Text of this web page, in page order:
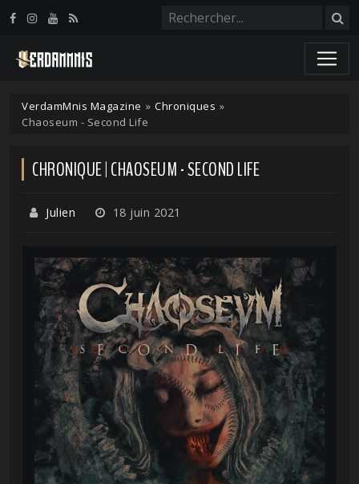
VerdamMnis Magazine » Chroniques »
Chaoseum - Second Life
CHRONIQUE | CHAOSEUM - SECOND LIFE
Julien 18 juin 2021
Panneau de gestion des cookies